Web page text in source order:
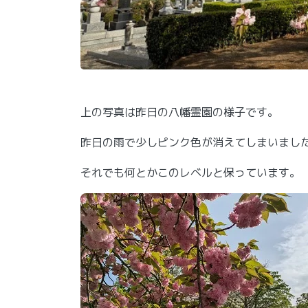
上の写真は昨日の八幡霊園の様子です。
昨日の雨で少しピンク色が消えてしまいまし
それでも何とかこのレベルと保っています。